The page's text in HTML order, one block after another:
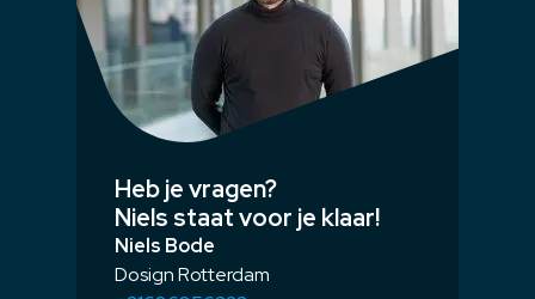
Heb je vragen?
Niels staat voor je klaar!
Niels Bode
Dosign Rotterdam